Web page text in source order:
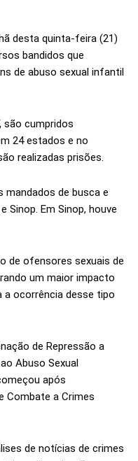
desta quinta-feira (21)
bandidos que
de abuso sexual infantil
são cumpridos
24 estados e no
realizadas prisões.
de busca e
Sinop. Em Sinop, houve
de ofensores sexuais de
um maior impacto
a ocorrência desse tipo
de Repressão a
Abuso Sexual
após
Combate a Crimes
de notícias de crimes